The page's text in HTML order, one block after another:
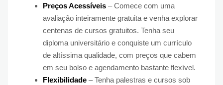
Preços Acessíveis – Comece com uma
avaliação inteiramente gratuita e venha explorar
centenas de cursos gratuitos. Tenha seu
diploma universitário e conquiste um currículo
de altíssima qualidade, com preços que cabem
em seu bolso e agendamento bastante flexível.
Flexibilidade – Tenha palestras e cursos sob